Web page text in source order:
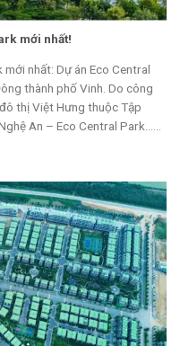
mới nhất!
nhất: Dự án Eco Central
thành phố Vinh. Do công
thị Việt Hưng thuộc Tập
An – Eco Central Park......